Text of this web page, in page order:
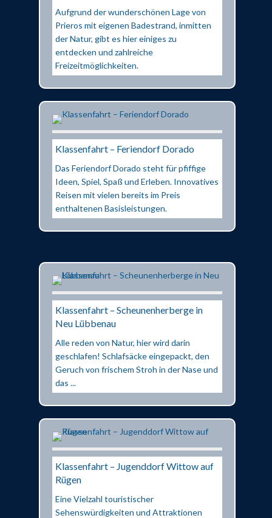
Aufgrund der wunderschönen Lage von
Prieros mit eigenen Badestrand, inmitten
der Natur, gibt es hier einiges zu
entdecken und zahlreiche
Freizeitmöglichkeiten.
Klassenfahrt – Feriendorf Dorado
Das Feriendorf Dorado steht für pfiffige
Ideen, Spiel, Spaß und Erleben. Innovatives
Reisen mit vielen bereits im Preis
enthaltenen Basisleistungen.
Klassenfahrt – Scheunenherberge in
Neu Lübbenau
Alle reden von Natur, hier wird darin
geschlafen! Schlafsäcke eingepackt, den
Geruch von frischem Stroh in der Nase und
das ...
Klassenfahrt – Jugenddorf Wittow auf
Rügen
Eine Vielzahl touristischer
Sehenswürdigkeiten und Attraktionen